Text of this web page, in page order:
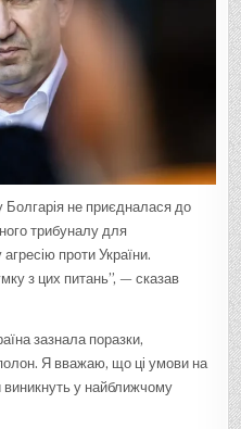
не приєдналася до
трибуналу для
проти України.
з цих питань”, — сказав
зазнала поразки,
Я вважаю, що ці умови на
виникнуть у найближчому